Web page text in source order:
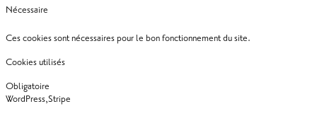
Nécessaire
Ces cookies sont nécessaires pour le bon fonctionnement du site.
Cookies utilisés
Obligatoire
WordPress,Stripe